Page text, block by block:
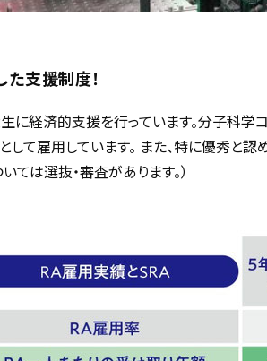
た支援制度！
に経済的支援を行っています。分子科学
として雇用しています。 また、特に優秀と
いては選抜・審査があります。）